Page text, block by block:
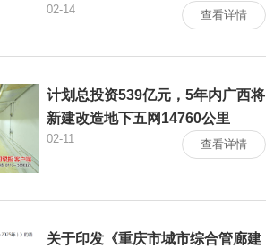
02-14 查看详情
计划总投资539亿元，5年内广西将
新建改造地下五网14760公里
02-11 查看详情
关于印发《重庆市城市综合管廊建